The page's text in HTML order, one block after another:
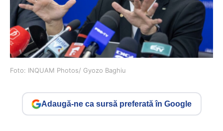
Foto: INQUAM Photos/ Gyozo Baghiu
Adaugă-ne ca sursă preferată în Google